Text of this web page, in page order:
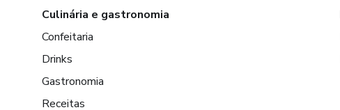
Culinária e gastronomia
Confeitaria
Drinks
Gastronomia
Receitas